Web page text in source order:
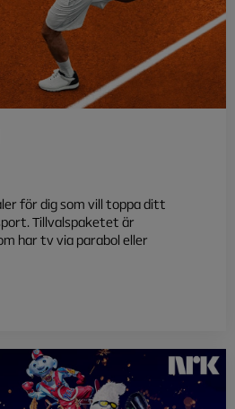
för dig som vill toppa ditt
Tillvalspaketet är
har tv via parabol eller